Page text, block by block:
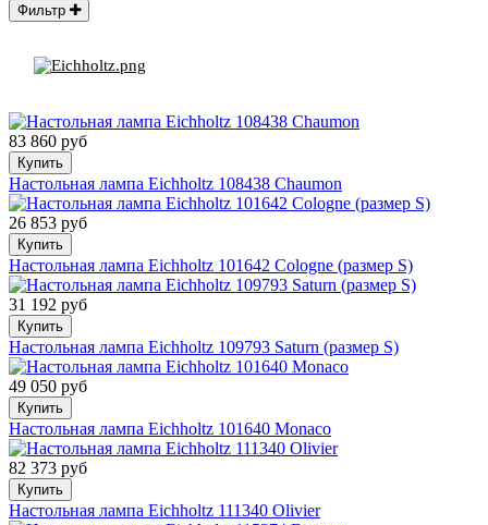
Фильтр
83 860 руб
Купить
Настольная лампа Eichholtz 108438 Chaumon
26 853 руб
Купить
Настольная лампа Eichholtz 101642 Cologne (размер S)
31 192 руб
Купить
Настольная лампа Eichholtz 109793 Saturn (размер S)
49 050 руб
Купить
Настольная лампа Eichholtz 101640 Monaco
82 373 руб
Купить
Настольная лампа Eichholtz 111340 Olivier